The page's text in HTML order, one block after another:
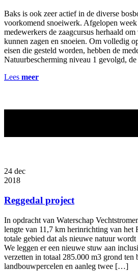
Baks is ook zeer actief in de diverse
voorkomend snoeiwerk. Afgelopen week
medewerkers de zaagcursus herhaald
kunnen zagen en snoeien. Om volledig
eisen die gesteld worden, hebben de
Natuurbescherming niveau 1 gevolgd,
Lees meer
24 dec
2018
Reggedal project
In opdracht van Waterschap
lengte van 11,7 km herinrichting van het
totale gebied dat als nieuwe natuur
We leggen er een nieuwe stuw aan
verzetten in totaal 285.000 m3 grond ten
landbouwpercelen en aanleg twee […]